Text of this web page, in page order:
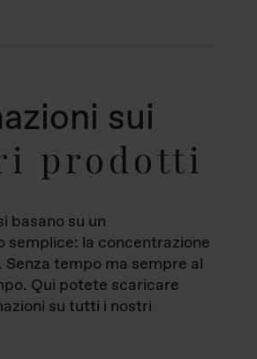
sui
prodotti
basano su un
semplice: la concentrazione
Senza tempo ma sempre al
Qui potete scaricare
su tutti i nostri